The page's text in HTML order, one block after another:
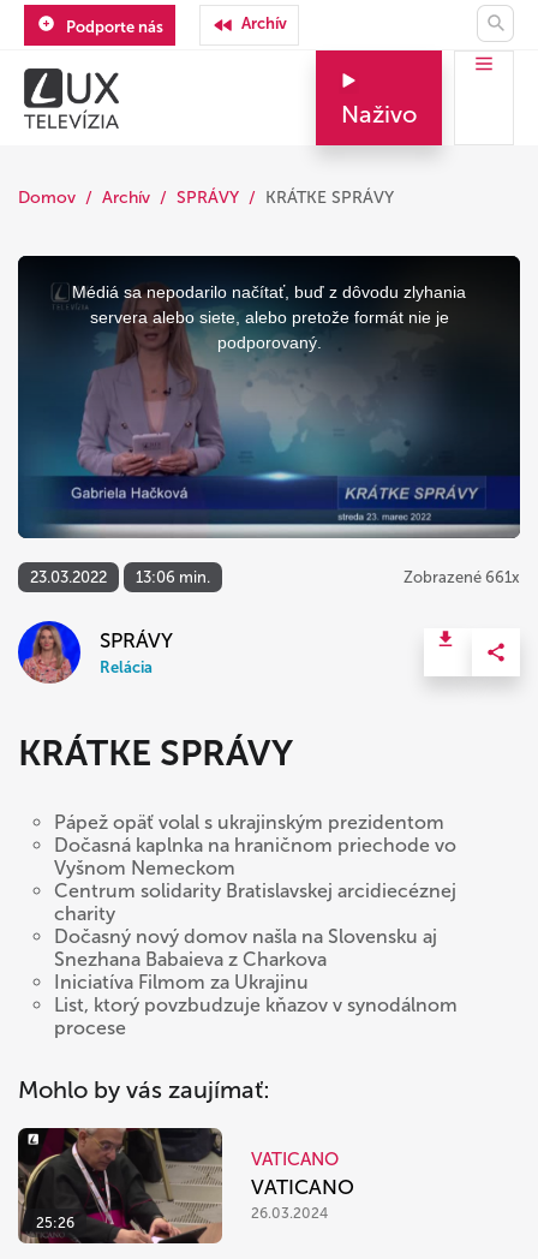
Podporte nás Archív
Naživo
Domov Archív SPRÁVY KRÁTKE SPRÁVY
This
window.
Médiá sa nepodarilo načítať, buď z dôvodu zlyhania
servera alebo siete, alebo pretože formát nie je
podporovaný.
23.03.2022 13:06 min. Zobrazené 661x
SPRÁVY
Relácia
KRÁTKE SPRÁVY
Pápež opäť volal s ukrajinským prezidentom
Dočasná kaplnka na hraničnom priechode vo
Vyšnom Nemeckom
Centrum solidarity Bratislavskej arcidiecéznej
charity
Dočasný nový domov našla na Slovensku aj
Snezhana Babaieva z Charkova
Iniciatíva Filmom za Ukrajinu
List, ktorý povzbudzuje kňazov v synodálnom
procese
Mohlo by vás zaujímať:
25:26
VATICANO
VATICANO
26.03.2024